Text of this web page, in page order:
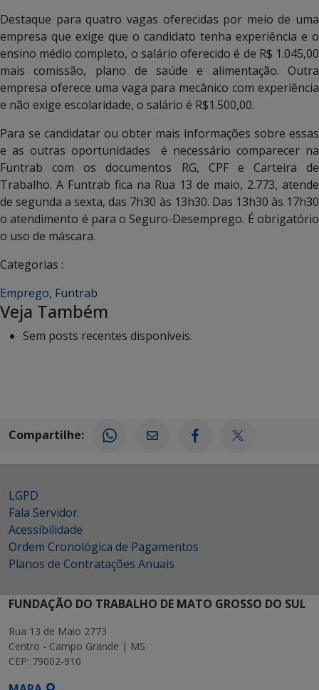
Destaque para quatro vagas oferecidas por meio de uma
empresa que exige que o candidato tenha experiência e o
ensino médio completo, o salário oferecido é de R$ 1.045,00
mais comissão, plano de saúde e alimentação. Outra
empresa oferece uma vaga para mecânico com experiência
e não exige escolaridade, o salário é R$1.500,00.
Para se candidatar ou obter mais informações sobre essas
e as outras oportunidades é necessário comparecer na
Funtrab com os documentos RG, CPF e Carteira de
Trabalho. A Funtrab fica na Rua 13 de maio, 2.773, atende
de segunda a sexta, das 7h30 às 13h30. Das 13h30 às 17h30
o atendimento é para o Seguro-Desemprego. É obrigatório
o uso de máscara.
Categorias :
Emprego, Funtrab
Veja Também
Sem posts recentes disponíveis.
Compartilhe:
LGPD
Fala Servidor
Acessibilidade
Ordem Cronológica de Pagamentos
Planos de Contratações Anuais
FUNDAÇÃO DO TRABALHO DE MATO GROSSO DO SUL
Rua 13 de Maio 2773
Centro - Campo Grande | MS
CEP: 79002-910